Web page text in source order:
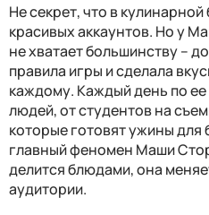
Не секрет, что в
красивых аккаунтов. Но у
не хватает большинству –
правила игры и сделала
каждому. Каждый день по
людей, от студентов на
которые готовят ужины для
главный феномен Маши
делится блюдами, она
аудитории.